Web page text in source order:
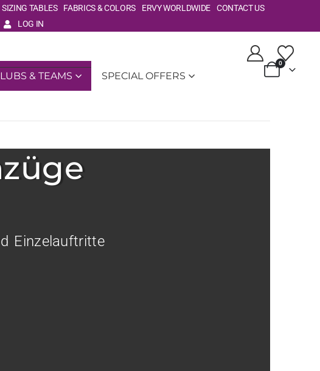
SIZING TABLES FABRICS & COLORS ERVY WORLDWIDE
CONTACT US
LOG IN
& TEAMS SPECIAL OFFERS
0
Einzelauftritte